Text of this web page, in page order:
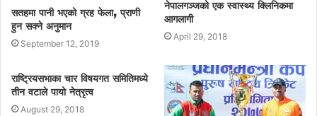
सतहमा पानी भएको ग्रह फेला, प्राणी
हुन सक्ने अनुमान
September 12, 2019
नेपालगञ्जको एक स्वास्थ्य क्लिनिकमा
आगलागी
April 29, 2018
राष्ट्रियसभाका चार विषयगत समितिमध्ये
तीन वटाले पायो नेत्रृत्व
August 29, 2018